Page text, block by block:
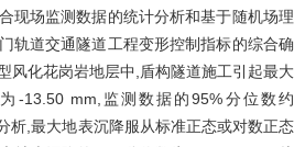
现场监测数据的统计分析和基于随机场理
轨道交通隧道工程变形控制指标的综合确
风化花岗岩地层中,盾构隧道施工引起最大
-13.50 mm,监测数据的95%分位数约
析,最大地表沉降服从标准正态或对数正态